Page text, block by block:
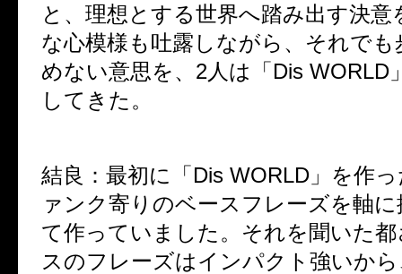
と、理想とする世界へ踏み出す決意
な心模様も吐露しながら、それで
めない意思を、2人は「Dis WORLD
してきた。
結良： 最初に「Dis WORLD」を作
ァンク寄りのベースフレーズを軸
て作っていました。それを聞いた
スのフレーズはインパクト強いか